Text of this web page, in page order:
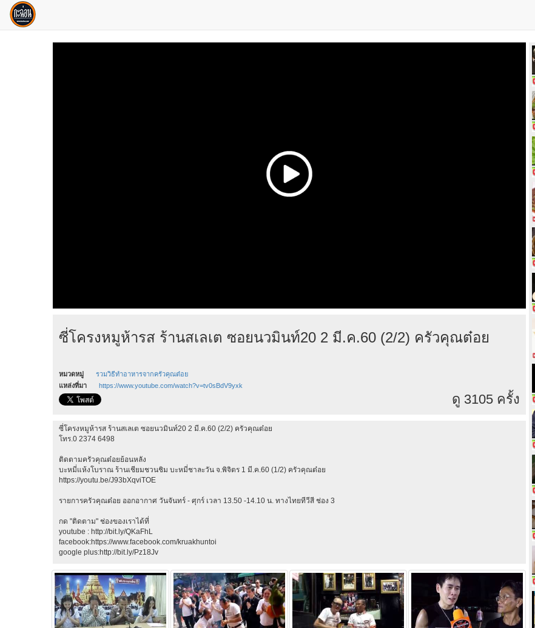
ซี่โครงหมูห้ารส ร้านสเลเต ซอยนวมินท์20 2 มี.ค.60 (2/2) ครัวคุณต๋อย
หมวดหมู่
รวมวิธีทำอาหารจากครัวคุณต๋อย
แหล่งที่มา
https://www.youtube.com/watch?v=tv0sBdV9yxk
ดู 3105 ครั้ง
ซี่โครงหมูห้ารส ร้านสเลเต ซอยนวมินท์20 2 มี.ค.60 (2/2) ครัวคุณต๋อย
โทร.0 2374 6498
ติดตามครัวคุณต๋อยย้อนหลัง
บะหมี่แห้งโบราณ ร้านเชียมชวนชิม บะหมี่ชาละวัน จ.พิจิตร 1 มี.ค.60 (1/2) ครัวคุณต๋อย
https://youtu.be/J93bXqviTOE
รายการครัวคุณต๋อย ออกอากาศ วันจันทร์ - ศุกร์ เวลา 13.50 -14.10 น. ทางไทยทีวีสี ช่อง 3
กด "ติดตาม" ช่องของเราได้ที่
youtube : http://bit.ly/QKaFhL
facebook:https://www.facebook.com/kruakhuntoi
google plus:http://bit.ly/Pz18Jv